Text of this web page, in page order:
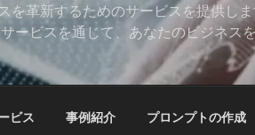
革新するためのサービスを提供しま
ービスを通じて、あなたのビジネス
ビス 事例紹介 プロンプトの作成